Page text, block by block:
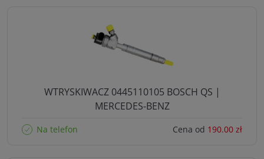
WTRYSKIWACZ 0445110105 BOSCH QS |
MERCEDES-BENZ
Na telefon Cena od 190.00 zł